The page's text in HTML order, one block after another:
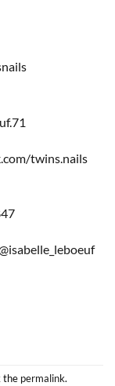
twins.nails
the permalink.